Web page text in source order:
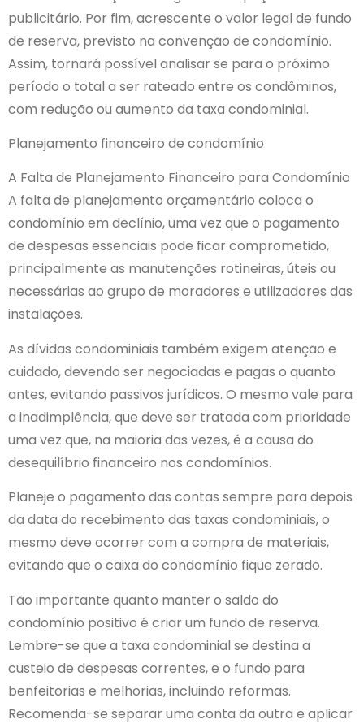
publicitário. Por fim, acrescente o valor legal de fundo
de reserva, previsto na convenção de condomínio.
Assim, tornará possível analisar se para o próximo
período o total a ser rateado entre os condôminos,
com redução ou aumento da taxa condominial.
Planejamento financeiro de condomínio
A Falta de Planejamento Financeiro para Condomínio
A falta de planejamento orçamentário coloca o
condomínio em declínio, uma vez que o pagamento
de despesas essenciais pode ficar comprometido,
principalmente as manutenções rotineiras, úteis ou
necessárias ao grupo de moradores e utilizadores das
instalações.
As dívidas condominiais também exigem atenção e
cuidado, devendo ser negociadas e pagas o quanto
antes, evitando passivos jurídicos. O mesmo vale para
a inadimplência, que deve ser tratada com prioridade
uma vez que, na maioria das vezes, é a causa do
desequilíbrio financeiro nos condomínios.
Planeje o pagamento das contas sempre para depois
da data do recebimento das taxas condominiais, o
mesmo deve ocorrer com a compra de materiais,
evitando que o caixa do condomínio fique zerado.
Tão importante quanto manter o saldo do
condomínio positivo é criar um fundo de reserva.
Lembre-se que a taxa condominial se destina a
custeio de despesas correntes, e o fundo para
benfeitorias e melhorias, incluindo reformas.
Recomenda-se separar uma conta da outra e aplicar